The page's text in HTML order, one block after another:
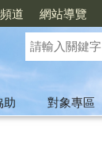
道 網站導覽
助 對象專區